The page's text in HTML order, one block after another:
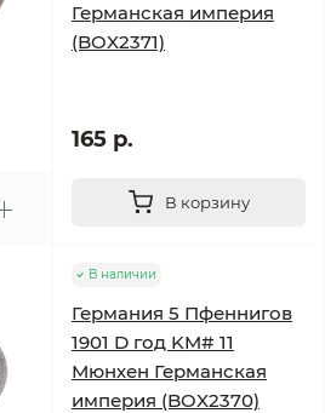
Германская империя
(BOX2371)
165 р.
В корзину
В наличии
Германия 5 Пфеннигов
1901 D год KM# 11
Мюнхен Германская
империя (BOX2370)